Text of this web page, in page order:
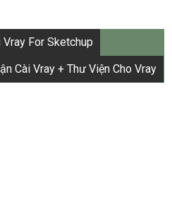
For Sketchup
Cài Vray + Thư Viện Cho Vray